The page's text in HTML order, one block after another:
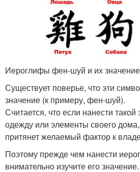
Иероглифы фен-шуй и их значение
Существует поверье, что эти
значение (к примеру, фен-шуй).
Считается, что если нанести такой
одежду или элементы своего дома,
притянет желаемый фактор к
Поэтому прежде чем нанести
внимательно изучите его значение.